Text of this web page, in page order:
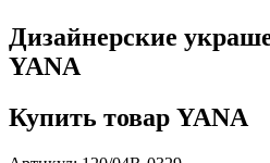
Дизайнерские
YANA
Купить товар YANA